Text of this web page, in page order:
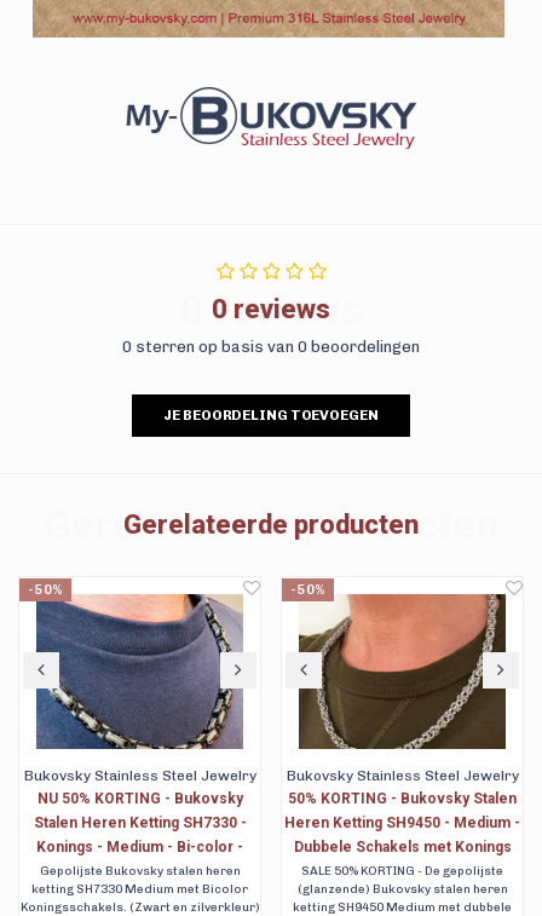
0 reviews
0 reviews
0 sterren op basis van 0 beoordelingen
JE BEOORDELING TOEVOEGEN
Gerelateerde producten
Gerelateerde producten
-50%
Bukovsky Stainless Steel Jewelry
50% KORTING - Bukovsky Stalen
Heren Ketting SH9450 - Medium -
Dubbele Schakels met Konings
motief - Gepolijst - Breedte: 0,6
cm - Dikte: 0,6 cm - 5
SALE 50% KORTING - De gepolijste
(glanzende) Bukovsky stalen heren
ketting SH9450 Medium met dubbele
-50%
Bukovsky Stainless Steel Jewelry
50% KORTING - Bukovsky Stalen
Heren Ketting SH9450 Large -
Dubbele Schakels met Konings
motief - Gepolijst - Breedte: 0,8
cm - Dikte: 0,8 cm - 4
SALE 50% KORTING - De gepolijste
(glanzende) Bukovsky stalen heren
ketting SH9450 Large met dubbele